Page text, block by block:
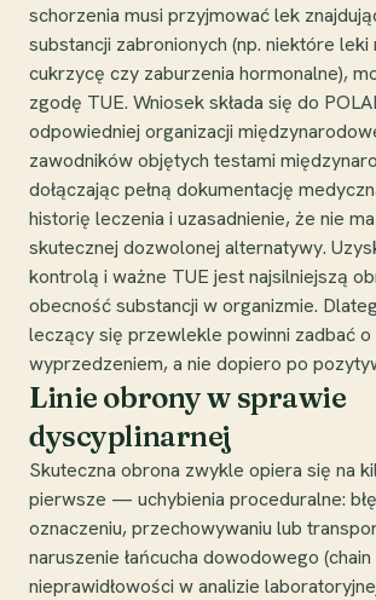
schorzenia musi przyjmować lek
substancji zabronionych (np. niektóre leki
cukrzycę czy zaburzenia hormonalne),
zgodę TUE. Wniosek składa się do
odpowiedniej organizacji
zawodników objętych testami
dołączając pełną dokumentację
historię leczenia i uzasadnienie, że nie
skutecznej dozwolonej alternatywy.
kontrolą i ważne TUE jest najsilniejszą
obecność substancji w organizmie.
leczący się przewlekle powinni zadbać o
wyprzedzeniem, a nie dopiero po
Linie obrony w sprawie
dyscyplinarnej
Skuteczna obrona zwykle opiera się na
pierwsze — uchybienia proceduralne:
oznaczeniu, przechowywaniu lub
naruszenie łańcucha dowodowego
nieprawidłowości w analizie